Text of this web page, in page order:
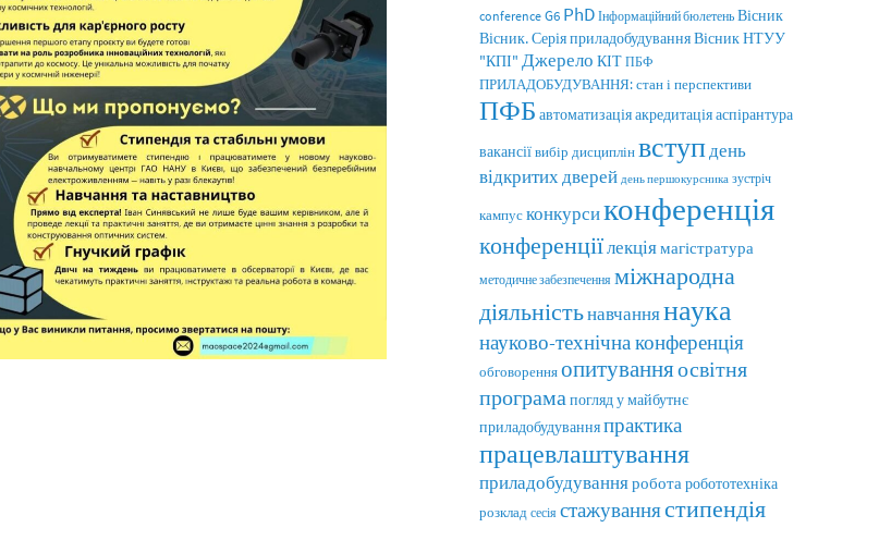
conference G6 PhD Інформаційний бюлетень Вісник
Вісник. Серія приладобудуванняВісник НТУУ
"КПІ" Джерело КІТ ПБФ
ПРИЛАДОБУДУВАННЯ: стан і перспективи
ПФБ автоматизаціяакредитаціяаспірантура
вакансії вибір дисциплін вступдень
відкритих дверей день першокурсника зустріч
кампус конкурсиконференція
конференціїлекціямагістратура
методичне забезпечення міжнародна
діяльністьнавчаннянаука
науково-технічна конференція
обговорення опитуванняосвітня
програмапогляд у майбутнє
приладобудуванняпрактика
працевлаштування
приладобудуванняроботаробототехніка
розклад сесія стажуваннястипендія